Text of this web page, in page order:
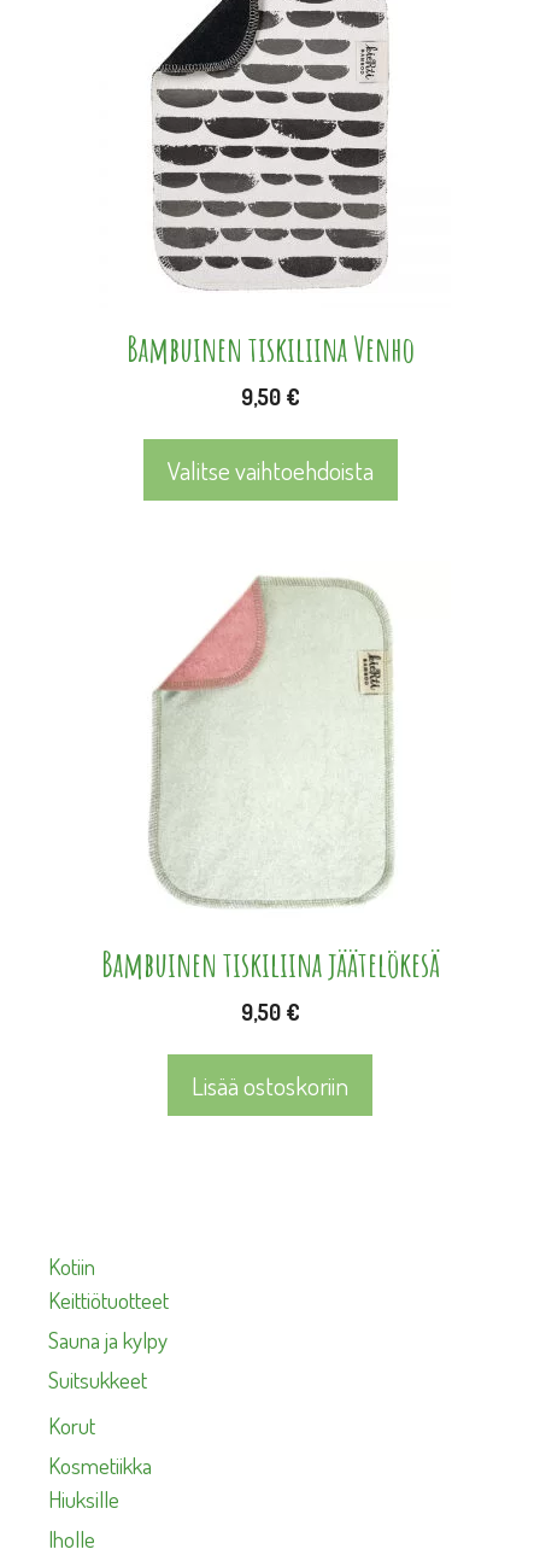
Bambuinen tiskiliina Venho
9,50 €
Valitse vaihtoehdoista
muunnelma.
Bambuinen tiskiliina jäätelökesä
9,50 €
Lisää ostoskoriin
Kotiin
Keittiötuotteet
Sauna ja kylpy
Suitsukkeet
Korut
Kosmetiikka
Hiuksille
Iholle